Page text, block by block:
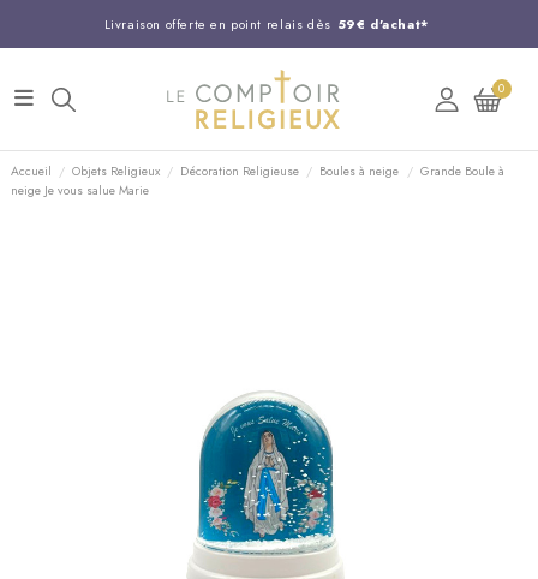
Livraison offerte en point relais dès 59€ d'achat*
Entreprise Française familiale
Support client disponible au 03 20 24 74 15
Commandez avant 14H, expédition le jour même !
0
Accueil Objets Religieux Décoration Religieuse Boules à neige
Grande Boule à
neige Je vous salue Marie